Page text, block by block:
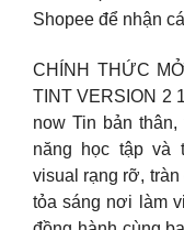
Shopee để nhận
CHÍNH THỨC
TINT VERSION 2
now Tin bản
năng học tập và
visual rạng rỡ,
tỏa sáng nơi làm